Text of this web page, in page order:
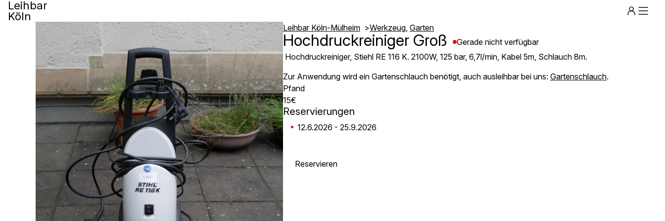
Leihbar
Köln
Menu
Leihbar Köln-Mülheim
Werkzeug Garten
Hochdruckreiniger Groß
Gerade nicht verfügbar
Hochdruckreiniger, Stiehl RE 116 K. 2100W, 125 bar, 6,7l/min, Kabel 5m, Schlauch 8m.
Zur Anwendung wird ein Gartenschlauch benötigt, auch ausleihbar bei uns: Gartenschlauch.
Pfand
15€
Reservierungen
12.6.2026 - 25.9.2026
Reservieren